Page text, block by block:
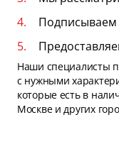
Подписываем
Наши специалисты
с нужными
которые есть в
Москве и других